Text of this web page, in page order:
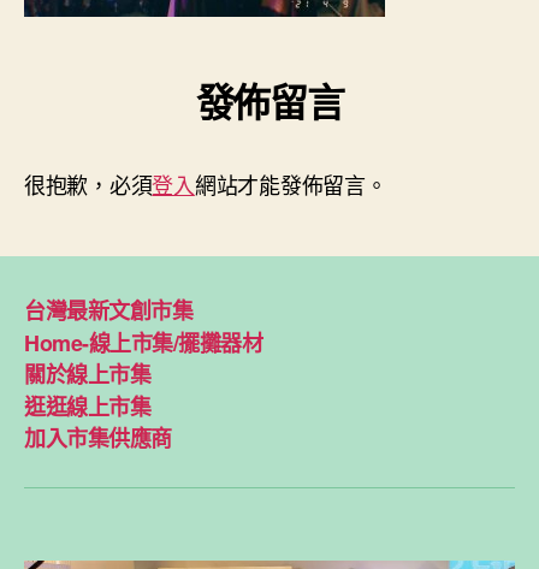
發佈留言
很抱歉，必須登入網站才能發佈留言。
台灣最新文創市集
Home-線上市集/擺攤器材
關於線上市集
逛逛線上市集
加入市集供應商